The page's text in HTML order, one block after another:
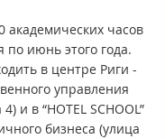
академических часов
по июнь этого года.
в центре Риги -
управления
и в “HOTEL SCHOOL”
бизнеса (улица